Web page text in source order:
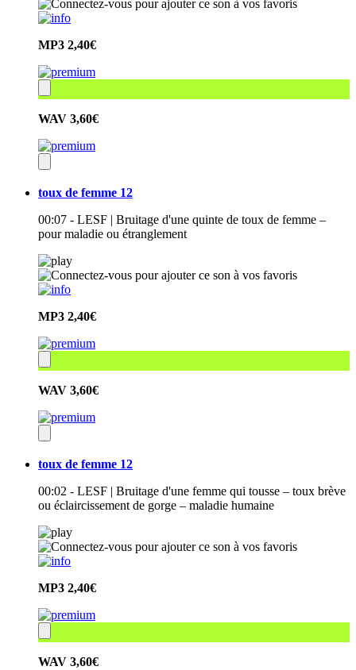
MP3 2,40€
WAV 3,60€
toux de femme 12
00:07 - LESF | Bruitage d'une quinte de toux de femme –
pour maladie ou étranglement
MP3 2,40€
WAV 3,60€
toux de femme 12
00:02 - LESF | Bruitage d'une femme qui tousse – toux brève
ou éclaircissement de gorge – maladie humaine
MP3 2,40€
WAV 3,60€